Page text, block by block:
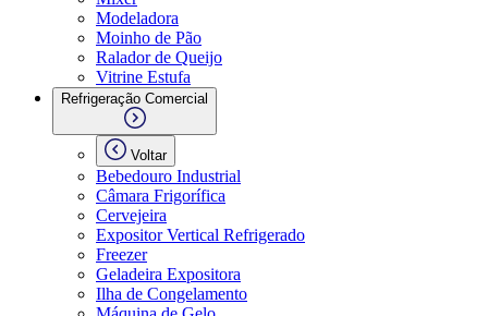
Modeladora
Moinho de Pão
Ralador de Queijo
Vitrine Estufa
Refrigeração Comercial
Voltar
Bebedouro Industrial
Câmara Frigorífica
Cervejeira
Expositor Vertical Refrigerado
Freezer
Geladeira Expositora
Ilha de Congelamento